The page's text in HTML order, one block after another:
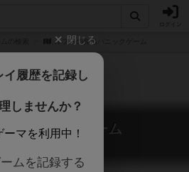
ルフィの弁当パニックゲーム
当パニックゲーム
luffy's Bento Panic
閉じる
履歴を記録し
しませんか？
ーマを利用中！
ムを記録する